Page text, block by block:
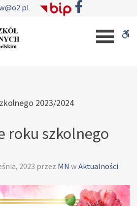
2023/2024
roku szkolnego
2023 przez MN w Aktualności